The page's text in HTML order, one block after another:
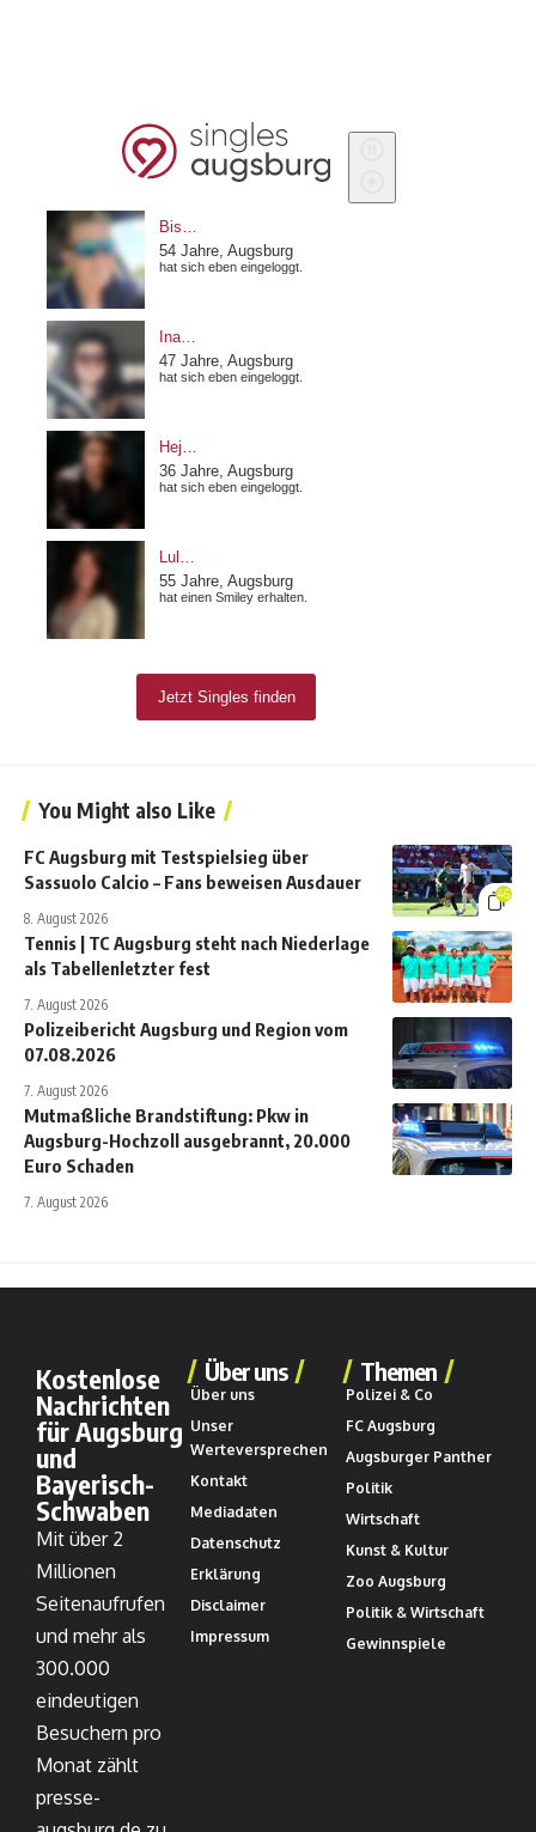
You Might also Like
46
FC Augsburg mit Testspielsieg über
Sassuolo Calcio – Fans beweisen Ausdauer
8. August 2026
Tennis | TC Augsburg steht nach Niederlage
als Tabellenletzter fest
7. August 2026
Polizeibericht Augsburg und Region vom
07.08.2026
7. August 2026
Mutmaßliche Brandstiftung: Pkw in
Augsburg-Hochzoll ausgebrannt, 20.000
Euro Schaden
7. August 2026
Kostenlose
Nachrichten
für Augsburg
und
Bayerisch-
Schwaben
Mit über 2
Millionen
Seitenaufrufen
und mehr als
300.000
eindeutigen
Besuchern pro
Monat zählt
presse-
Über uns
Über uns
Unser
Werteversprechen
Kontakt
Mediadaten
Datenschutz
Erklärung
Disclaimer
Impressum
Themen
Polizei & Co
FC Augsburg
Augsburger Panther
Politik
Wirtschaft
Kunst & Kultur
Zoo Augsburg
Politik & Wirtschaft
Gewinnspiele